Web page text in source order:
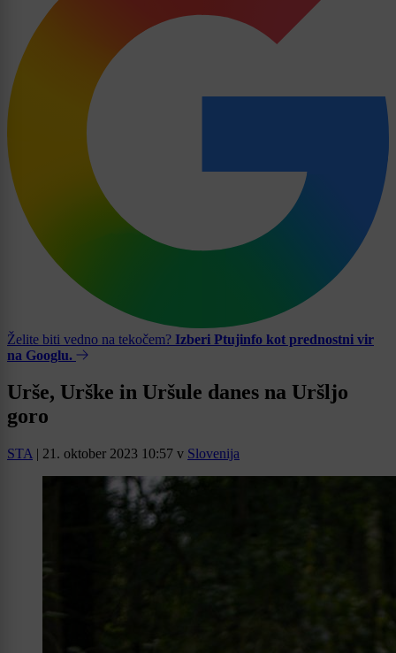
Želite biti vedno na tekočem? Izberi Ptujinfo kot prednostni vir
na Googlu.
Urše, Urške in Uršule danes na Uršljo
goro
STA | 21. oktober 2023 10:57 v Slovenija